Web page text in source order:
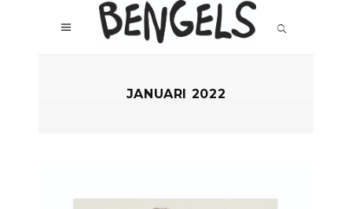
JANUARI 2022